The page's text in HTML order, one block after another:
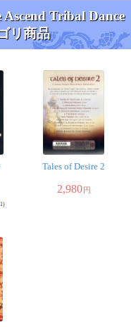
Tribal Dance
リ商品
Tales of Desire 2
2,980円